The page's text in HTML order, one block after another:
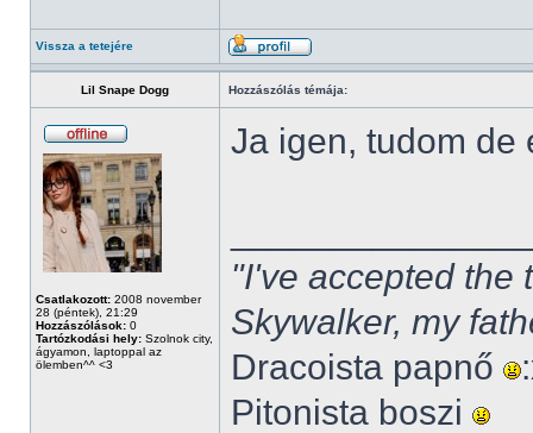
Vissza a tetejére
Lil Snape Dogg Hozzászólás témája:
Csatlakozott: 2008 november
28 (péntek), 21:29
Hozzászólások: 0
Tartózkodási hely: Szolnok city,
ágyamon, laptoppal az
ölemben^^ <3
Ja igen, tudom de
"I've accepted the
Skywalker, my
Dracoista papnő
Pitonista boszi